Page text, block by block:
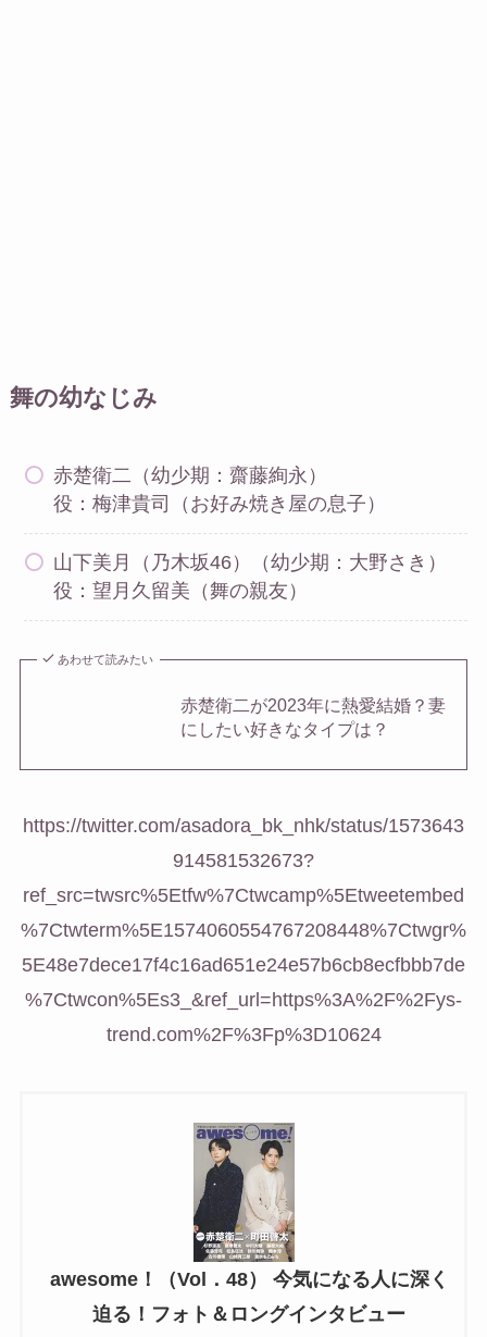
舞の幼なじみ
赤楚衛二（幼少期：齋藤絢永）
役：梅津貴司（お好み焼き屋の息子）
山下美月（乃木坂46）（幼少期：大野さき）
役：望月久留美（舞の親友）
あわせて読みたい
赤楚衛二が2023年に熱愛結婚？妻
にしたい好きなタイプは？
https://twitter.com/asadora_bk_nhk/status/1573643
914581532673?
ref_src=twsrc%5Etfw%7Ctwcamp%5Etweetembed
%7Ctwterm%5E1574060554767208448%7Ctwgr%
5E48e7dece17f4c16ad651e24e57b6cb8ecfbbb7de
%7Ctwcon%5Es3_&ref_url=https%3A%2F%2Fys-
trend.com%2F%3Fp%3D10624
awesome！（Vol．48） 今気になる人に深く
迫る！フォト＆ロングインタビュー